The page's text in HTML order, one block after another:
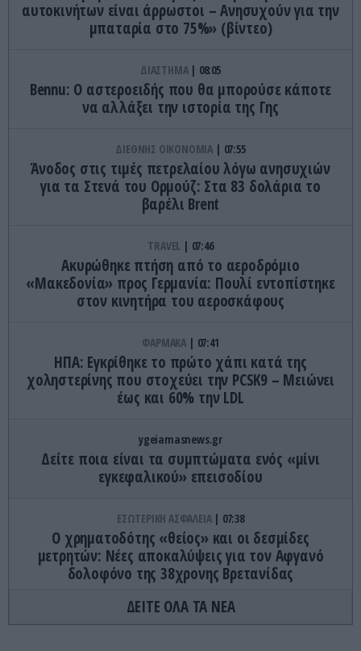
αυτοκινήτων είναι άρρωστοι – Ανησυχούν για την
μπαταρία στο 75%» (βίντεο)
ΔΙΑΣΤΗΜΑ 08:05
Bennu: Ο αστεροειδής που θα μπορούσε κάποτε
να αλλάξει την ιστορία της Γης
ΔΙΕΘΝΗΣ ΟΙΚΟΝΟΜΙΑ 07:55
Άνοδος στις τιμές πετρελαίου λόγω ανησυχιών
για τα Στενά του Ορμούζ: Στα 83 δολάρια το
βαρέλι Brent
TRAVEL 07:46
Ακυρώθηκε πτήση από το αεροδρόμιο
«Μακεδονία» προς Γερμανία: Πουλί εντοπίστηκε
στον κινητήρα του αεροσκάφους
ΦΑΡΜΑΚΑ 07:41
ΗΠΑ: Εγκρίθηκε το πρώτο χάπι κατά της
χοληστερίνης που στοχεύει την PCSK9 – Μειώνει
έως και 60% την LDL
ygeiamasnews.gr
Δείτε ποια είναι τα συμπτώματα ενός «μίνι
εγκεφαλικού» επεισοδίου
ΕΣΩΤΕΡΙΚΗ ΑΣΦΑΛΕΙΑ 07:38
Ο χρηματοδότης «θείος» και οι δεσμίδες
μετρητών: Νέες αποκαλύψεις για τον Αφγανό
δολοφόνο της 38χρονης Βρετανίδας
ΚΟΣΜΟΣ 07:28
ΔΕΙΤΕ ΟΛΑ ΤΑ ΝΕΑ